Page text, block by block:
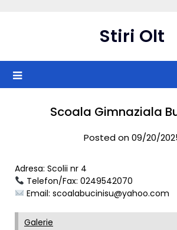
Stiri Olt
Scoala Gimnaziala
Posted on 09/20/
Adresa: Scolii nr 4
Telefon/Fax: 0249542070
Email: scoalabucinisu@yahoo.com
Galerie